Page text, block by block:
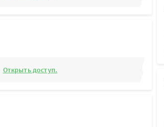
Открыть доступ.